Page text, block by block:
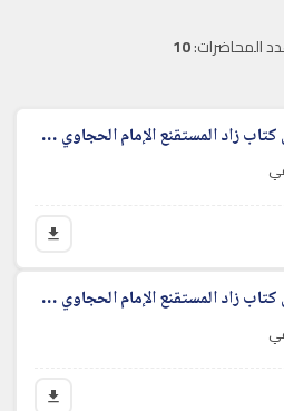
المحاضرات:10
شرح كتاب الحج من كتاب زاد المستقنع الإمام الحجاوي - الدرس الأول
شرح كتاب الحج من كتاب زاد المستقنع الإمام الحجاوي - الدرس الثاني